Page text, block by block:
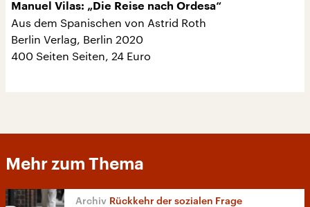
Manuel Vilas: „Die Reise nach Ordesa“
Aus dem Spanischen von Astrid Roth
Berlin Verlag, Berlin 2020
400 Seiten Seiten, 24 Euro
Mehr zum Thema
Rückkehr der sozialen Frage